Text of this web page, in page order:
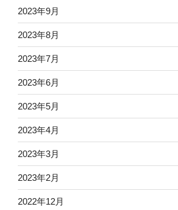
2023年9月
2023年8月
2023年7月
2023年6月
2023年5月
2023年4月
2023年3月
2023年2月
2022年12月